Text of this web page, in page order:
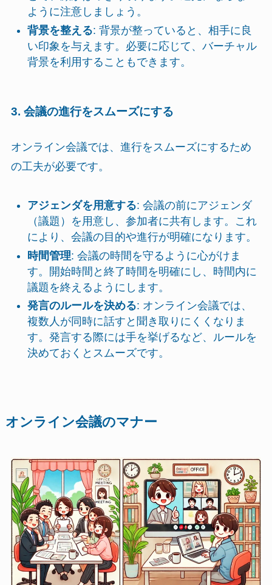
ように注意しましょう。
背景を整える: 背景が整っていると、相手に良
い印象を与えます。必要に応じて、バーチャル
背景を利用することもできます。
3. 会議の進行をスムーズにする
オンライン会議では、進行をスムーズにするため
の工夫が必要です。
アジェンダを用意する: 会議の前にアジェンダ
（議題）を用意し、参加者に共有します。これ
により、会議の目的や進行が明確になります。
時間管理: 会議の時間を守るように心がけま
す。開始時間と終了時間を明確にし、時間内に
議題を終えるようにします。
発言のルールを決める: オンライン会議では、
複数人が同時に話すと聞き取りにくくなりま
す。発言する際には手を挙げるなど、ルールを
決めておくとスムーズです。
オンライン会議のマナー